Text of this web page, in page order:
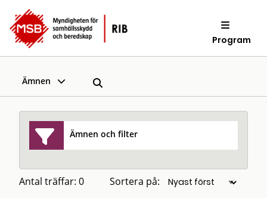
Program
Ämnen
Ämnen och filter
Antal träffar: 0 Sortera på: